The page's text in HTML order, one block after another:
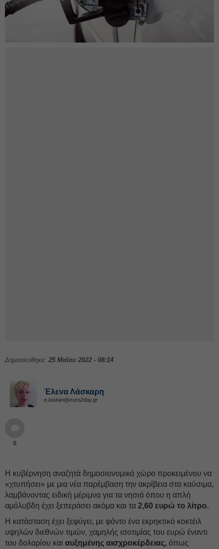
Δημοσιεύθηκε: 25 Μαΐου 2022 - 08:14
Έλενα Λάσκαρη
e.laskari@euro2day.gr
0
Η κυβέρνηση αναζητά δημοσιονομικό χώρο προκειμένου να
«χτυπήσει» με μια νέα παρέμβαση την ακρίβεια στα καύσιμα,
λαμβάνοντας ειδική μέριμνα για τα νησιά όπου η απλή
αμόλυβδη έχει ξεπεράσει ακόμα και τα 2,60 ευρώ το λίτρο.
Η κατάσταση έχει ξεφύγει, με φόντο ένα εκρηκτικό κοκτέιλ
υψηλών διεθνών τιμών, χαμηλής ισοτιμίας του ευρώ έναντι
του δολαρίου και αυξημένης αισχροκέρδειας, όπως